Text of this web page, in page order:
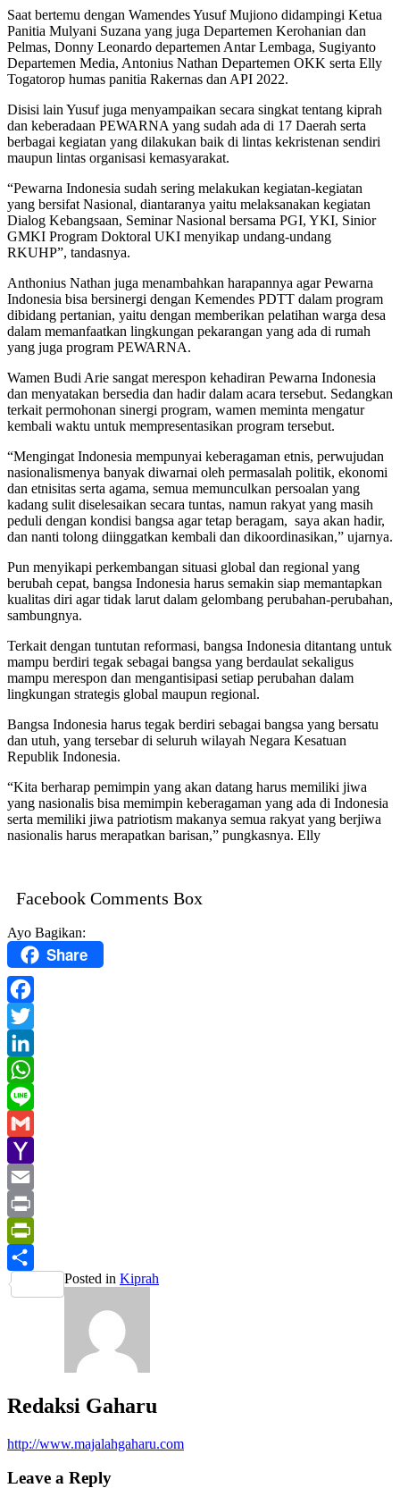
Saat bertemu dengan Wamendes Yusuf Mujiono didampingi Ketua
Panitia Mulyani Suzana yang juga Departemen Kerohanian dan
Pelmas, Donny Leonardo departemen Antar Lembaga, Sugiyanto
Departemen Media, Antonius Nathan Departemen OKK serta Elly
Togatorop humas panitia Rakernas dan API 2022.
Disisi lain Yusuf juga menyampaikan secara singkat tentang kiprah
dan keberadaan PEWARNA yang sudah ada di 17 Daerah serta
berbagai kegiatan yang dilakukan baik di lintas kekristenan sendiri
maupun lintas organisasi kemasyarakat.
“Pewarna Indonesia sudah sering melakukan kegiatan-kegiatan
yang bersifat Nasional, diantaranya yaitu melaksanakan kegiatan
Dialog Kebangsaan, Seminar Nasional bersama PGI, YKI, Sinior
GMKI Program Doktoral UKI menyikap undang-undang
RKUHP”, tandasnya.
Anthonius Nathan juga menambahkan harapannya agar Pewarna
Indonesia bisa bersinergi dengan Kemendes PDTT dalam program
dibidang pertanian, yaitu dengan memberikan pelatihan warga desa
dalam memanfaatkan lingkungan pekarangan yang ada di rumah
yang juga program PEWARNA.
Wamen Budi Arie sangat merespon kehadiran Pewarna Indonesia
dan menyatakan bersedia dan hadir dalam acara tersebut. Sedangkan
terkait permohonan sinergi program, wamen meminta mengatur
kembali waktu untuk mempresentasikan program tersebut.
“Mengingat Indonesia mempunyai keberagaman etnis, perwujudan
nasionalismenya banyak diwarnai oleh permasalah politik, ekonomi
dan etnisitas serta agama, semua memunculkan persoalan yang
kadang sulit diselesaikan secara tuntas, namun rakyat yang masih
peduli dengan kondisi bangsa agar tetap beragam, saya akan hadir,
dan nanti tolong diinggatkan kembali dan dikoordinasikan,” ujarnya.
Pun menyikapi perkembangan situasi global dan regional yang
berubah cepat, bangsa Indonesia harus semakin siap memantapkan
kualitas diri agar tidak larut dalam gelombang perubahan-perubahan,
sambungnya.
Terkait dengan tuntutan reformasi, bangsa Indonesia ditantang untuk
mampu berdiri tegak sebagai bangsa yang berdaulat sekaligus
mampu merespon dan mengantisipasi setiap perubahan dalam
lingkungan strategis global maupun regional.
Bangsa Indonesia harus tegak berdiri sebagai bangsa yang bersatu
dan utuh, yang tersebar di seluruh wilayah Negara Kesatuan
Republik Indonesia.
“Kita berharap pemimpin yang akan datang harus memiliki jiwa
yang nasionalis bisa memimpin keberagaman yang ada di Indonesia
serta memiliki jiwa patriotism makanya semua rakyat yang berjiwa
nasionalis harus merapatkan barisan,” pungkasnya. Elly
Facebook Comments Box
Ayo Bagikan:
Share
Facebook
Twitter
LinkedIn
WhatsApp
Line
Gmail
Yahoo
Mail
Email
Print
PrintFriendly
Share
Posted in Kiprah
Redaksi Gaharu
http://www.majalahgaharu.com
Leave a Reply